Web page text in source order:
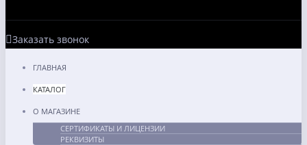
Заказать звонок
ГЛАВНАЯ
КАТАЛОГ
О МАГАЗИНЕ
СЕРТИФИКАТЫ И ЛИЦЕНЗИИ
РЕКВИЗИТЫ